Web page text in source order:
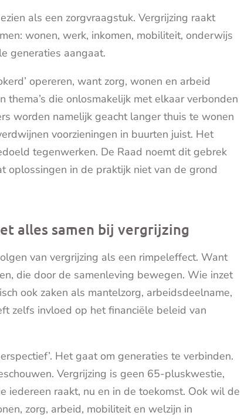
als een zorgvraagstuk. Vergrijzing raakt
wonen, werk, inkomen, mobiliteit, onderwijs
generaties aangaat.
opereren, want zorg, wonen en arbeid
die onlosmakelijk met elkaar verbonden
worden namelijk geacht langer thuis te wonen
voorzieningen in buurten juist. Het
tegenwerken. De Raad noemt dit gebrek
oplossingen in de praktijk niet van de grond
alles samen bij vergrijzing
van vergrijzing als een rimpeleffect. Want
die door de samenleving bewegen. Wie inzet
ook zaken als mantelzorg, arbeidsdeelname,
zelfs invloed op het financiële beleid van
Het gaat om generaties te verbinden.
Vergrijzing is geen 65-pluskwestie,
iedereen raakt, nu en in de toekomst. Ook wil de
zorg, arbeid, mobiliteit en welzijn in